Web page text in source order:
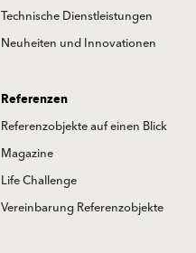
Technische Dienstleistungen
Neuheiten und Innovationen
Referenzen
Referenzobjekte auf einen Blick
Magazine
Life Challenge
Vereinbarung Referenzobjekte